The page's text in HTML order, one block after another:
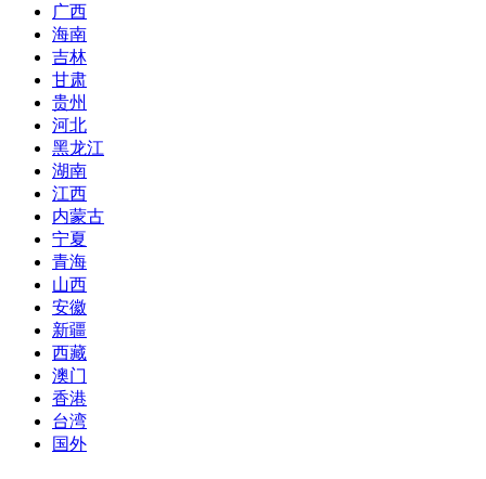
广西
海南
吉林
甘肃
贵州
河北
黑龙江
湖南
江西
内蒙古
宁夏
青海
山西
安徽
新疆
西藏
澳门
香港
台湾
国外